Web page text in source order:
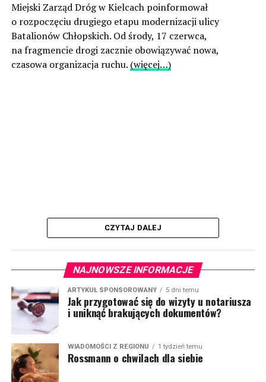
Miejski Zarząd Dróg w Kielcach poinformował
o rozpoczęciu drugiego etapu modernizacji ulicy
Batalionów Chłopskich. Od środy, 17 czerwca,
na fragmencie drogi zacznie obowiązywać nowa,
czasowa organizacja ruchu. (więcej…)
CZYTAJ DALEJ
NAJNOWSZE INFORMACJE
ARTYKUŁ SPONSOROWANY 5 dni temu
Jak przygotować się do wizyty u notariusza
i uniknąć brakujących dokumentów?
WIADOMOŚCI Z REGIONU 1 tydzień temu
Rossmann o chwilach dla siebie